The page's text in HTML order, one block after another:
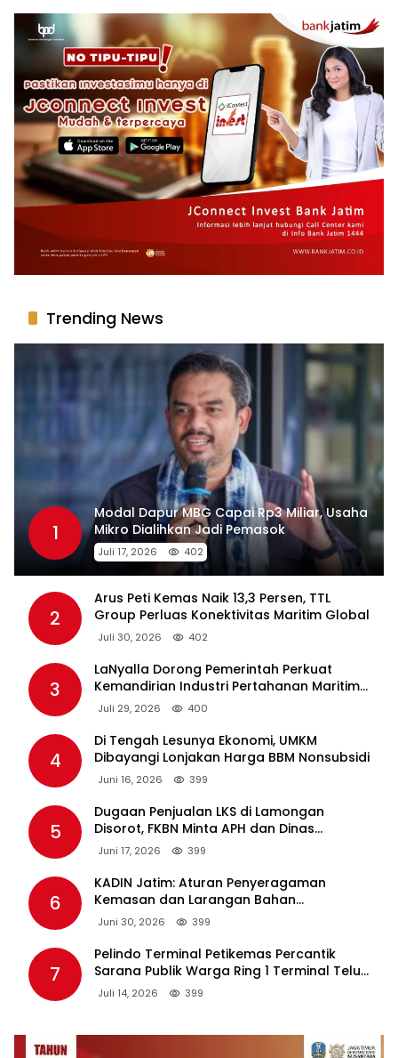
Trending News
1
Modal Dapur MBG Capai Rp3 Miliar, Usaha
Mikro Dialihkan Jadi Pemasok
Juli 17, 2026 402
2
Arus Peti Kemas Naik 13,3 Persen, TTL
Group Perluas Konektivitas Maritim Global
Juli 30, 2026 402
3
LaNyalla Dorong Pemerintah Perkuat
Kemandirian Industri Pertahanan Maritim
Lewat PT PAL
Juli 29, 2026 400
4
Di Tengah Lesunya Ekonomi, UMKM
Dibayangi Lonjakan Harga BBM Nonsubsidi
Juni 16, 2026 399
5
Dugaan Penjualan LKS di Lamongan
Disorot, FKBN Minta APH dan Dinas
Pendidikan Bertindak Tegas.
Juni 17, 2026 399
6
KADIN Jatim: Aturan Penyeragaman
Kemasan dan Larangan Bahan
Tambahan Berpotensi Ganggu Industri
Juni 30, 2026 399
7
Pelindo Terminal Petikemas Percantik
Sarana Publik Warga Ring 1 Terminal Teluk
Lamong Lewat Program TJSL
Juli 14, 2026 399